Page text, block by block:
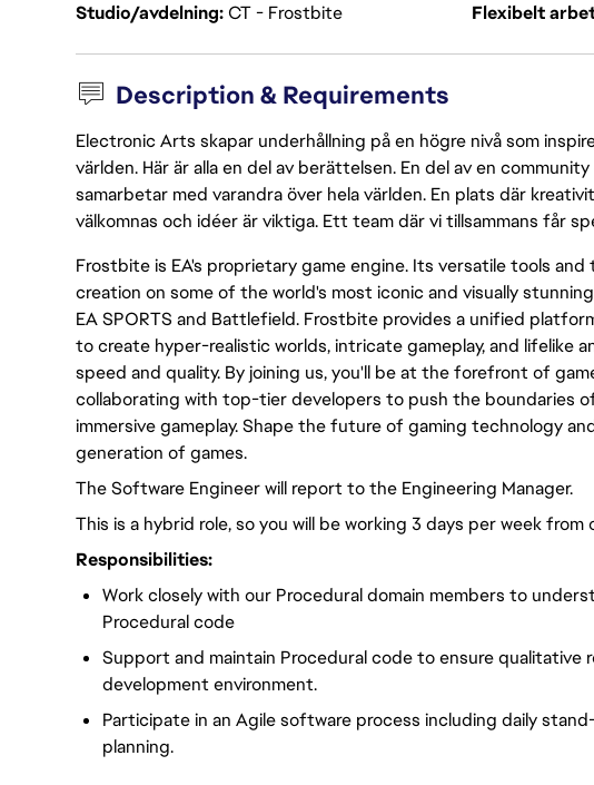
Studio/avdelningCT - Frostbite Flexibelt
Description & Requirements
Electronic Arts skapar underhållning på en högre nivå som
världen. Här är alla en del av berättelsen. En del av en
samarbetar med varandra över hela världen. En plats där
välkomnas och idéer är viktiga. Ett team där vi tillsammans får
Frostbite is EA's proprietary game engine. Its versatile tools
creation on some of the world's most iconic and visually
EA SPORTS and Battlefield. Frostbite provides a unified
to create hyper-realistic worlds, intricate gameplay, and lifelike
speed and quality. By joining us, you'll be at the forefront of
collaborating with top-tier developers to push the boundaries
immersive gameplay. Shape the future of gaming technology
generation of games.
The Software Engineer will report to the Engineering Manager.
This is a hybrid role, so you will be working 3 days per week
Responsibilities:
Work closely with our Procedural domain members to
Procedural code
Support and maintain Procedural code to ensure qualitative
development environment.
Participate in an Agile software process including daily
planning.